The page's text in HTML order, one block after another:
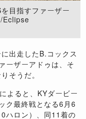
目指すファーザー
Eclipse
出走したB.コックス
ーザーアドゥは、そ
そうだ。
よると、KYダービー
ク最終戦となる6月6
ハロン）、同11着の